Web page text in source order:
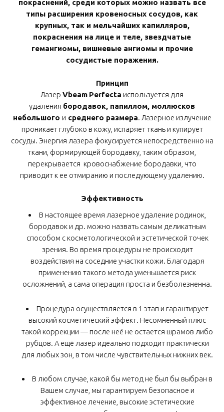
покраснений, среди которых можно назвать все
типы расширения кровеносных сосудов, как
крупных, так и мельчайших капилляров,
покраснения на лице и теле, звездчатые
гемангиомы, вишневые ангиомы и прочие
сосудистые поражения.
Принцип
Лазер Vbeam Perfecta используется для
удаления бородавок, папиллом, моллюсков
небольшого и среднего размера. Лазерное излучение
проникает глубоко в кожу, испаряет ткань и купирует
сосуды. Энергия лазера фокусируется непосредственно на
ткани, формирующей бородавку, таким образом,
перекрывается кровоснабжение бородавки, что
приводит к ее отмиранию и последующему удалению.
Эффективность
В настоящее время лазерное удаление родинок,
бородавок и др. можно назвать самым деликатным
способом с косметологической и эстетической точек
зрения. Во время процедуры не происходит
воздействия на соседние участки кожи. Благодаря
применению такого метода уменьшается риск
осложнений, а сама операция проста и безболезненна.
Процедура осуществляется в 1 этап и гарантирует
высокий косметический эффект. Несомненный плюс
такой коррекции — после неё не остается шрамов либо
рубцов. А ещё лазер идеально подходит практически
для любых зон, в том числе чувствительных нижних век.
В любом случае, какой бы метод не был бы выбран в
Вашем случае, мы гарантируем безопасное и
эффективное лечение, высокие эстетические